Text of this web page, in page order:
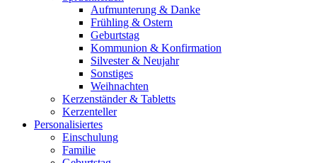
Aufmunterung & Danke
Frühling & Ostern
Geburtstag
Kommunion & Konfirmation
Silvester & Neujahr
Sonstiges
Weihnachten
Kerzenständer & Tabletts
Kerzenteller
Personalisiertes
Einschulung
Familie